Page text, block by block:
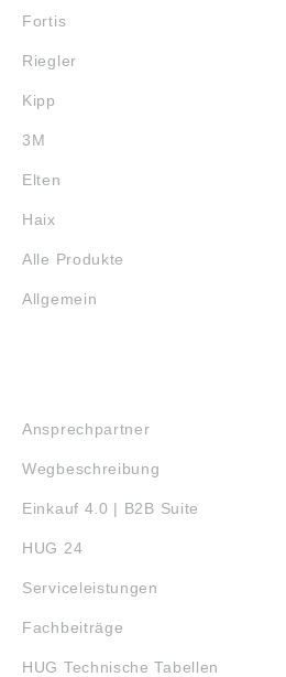
Fortis
Riegler
Kipp
3M
Elten
Haix
Alle Produkte
Allgemein
Ansprechpartner
Wegbeschreibung
Einkauf 4.0 | B2B Suite
HUG 24
Serviceleistungen
Fachbeiträge
HUG Technische Tabellen